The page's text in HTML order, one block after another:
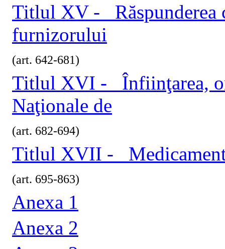
Titlul XV - Răspunderea
furnizorului
(art. 642-681)
Titlul XVI - Înfiinţarea,
Naţionale de
(art. 682-694)
Titlul XVII -
(art. 695-863)
Anexa 1
Anexa 2